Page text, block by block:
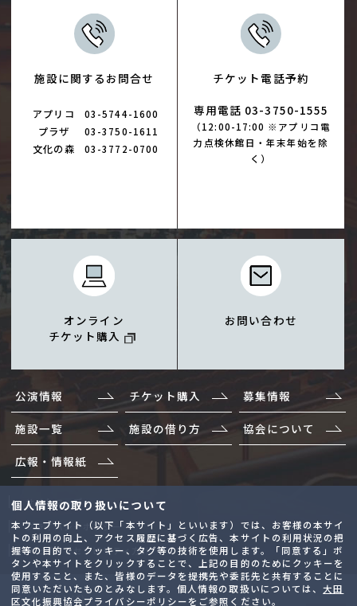
個人情報の取り扱いについて
本ウェブサイト（以下「本サイト」といいます）では、お客様の本サイ
トの利用の向上、アクセス履歴に基づく広告、本サイトの利用状況の把
握等の目的で、クッキー、タグ等の技術を使用します。「同意する」ボ
タンや本サイトをクリックすることで、上記の目的のためにクッキーを
使用すること、また、皆様のデータを提携先や委託先と共有することに
同意いただいたものとみなします。個人情報の取扱いについては、大田
区文化振興協会プライバシーポリシーをご参照ください。
施設に関するお問合せ
アプリコ 03-5744-1600
プラザ 03-3750-1611
文化の森 03-3772-0700
チケット電話予約
専用電話 03-3750-1555
（12:00-17:00 ※アプリコ電
力点検休館日・年末年始を除
く）
オンライン
チケット購入
お問い合わせ
公演情報 チケット購入 募集情報
施設一覧 施設の借り方 協会について
広報・情報紙
サイトマップ
プライバシーポリシー
ウェブアクセシビリティ方針
Copyright (C)